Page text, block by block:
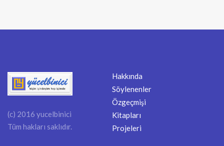
(c) 2016 yucelbinici
Tüm hakları saklıdır.
Hakkında
Söylenenler
Özgeçmişi
Kitapları
Projeleri